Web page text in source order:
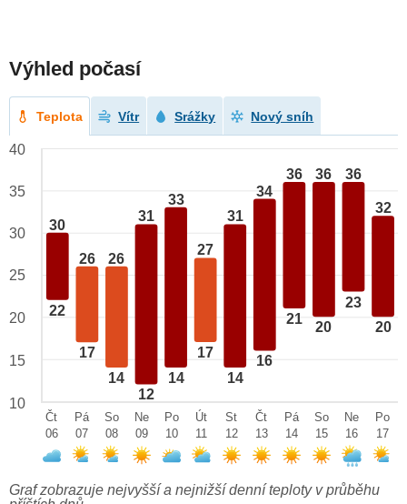
Výhled počasí
Teplota Vítr Srážky Nový sníh
30
22
26
17
26
14
31
12
33
14
27
17
31
14
34
16
36
21
36
20
36
23
32
20
40
35
30
25
20
15
10
Čt
06
Pá
07
So
08
Ne
09
Po
10
Út
11
St
12
Čt
13
Pá
14
So
15
Ne
16
Po
17
Graf zobrazuje nejvyšší a nejnižší denní teploty v průběhu